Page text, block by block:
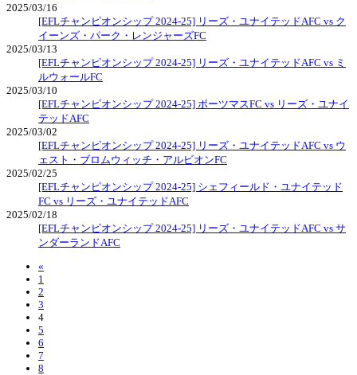
2025/03/16
[EFLチャンピオンシップ 2024-25] リーズ・ユナイテッドAFC vs ク
イーンズ・パーク・レンジャーズFC
2025/03/13
[EFLチャンピオンシップ 2024-25] リーズ・ユナイテッドAFC vs ミ
ルウォールFC
2025/03/10
[EFLチャンピオンシップ 2024-25] ポーツマスFC vs リーズ・ユナイ
テッドAFC
2025/03/02
[EFLチャンピオンシップ 2024-25] リーズ・ユナイテッドAFC vs ウ
ェスト・ブロムウィッチ・アルビオンFC
2025/02/25
[EFLチャンピオンシップ 2024-25] シェフィールド・ユナイテッド
FC vs リーズ・ユナイテッドAFC
2025/02/18
[EFLチャンピオンシップ 2024-25] リーズ・ユナイテッドAFC vs サ
ンダーランドAFC
«
1
2
3
4
5
6
7
8